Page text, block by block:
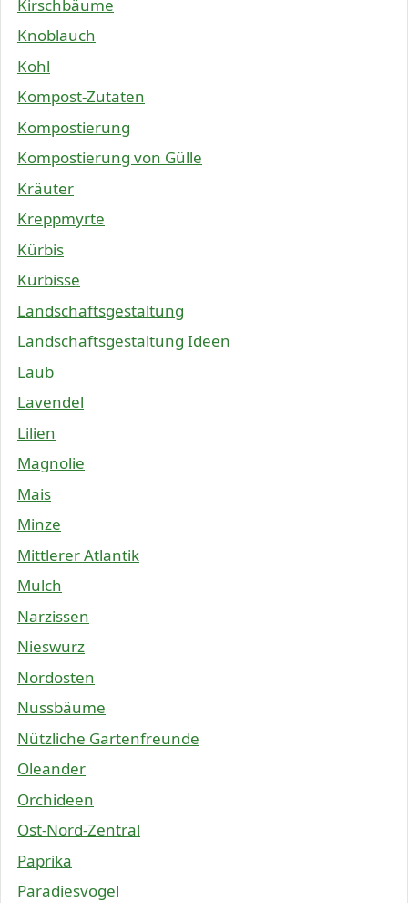
Kirschbäume
Knoblauch
Kohl
Kompost-Zutaten
Kompostierung
Kompostierung von Gülle
Kräuter
Kreppmyrte
Kürbis
Kürbisse
Landschaftsgestaltung
Landschaftsgestaltung Ideen
Laub
Lavendel
Lilien
Magnolie
Mais
Minze
Mittlerer Atlantik
Mulch
Narzissen
Nieswurz
Nordosten
Nussbäume
Nützliche Gartenfreunde
Oleander
Orchideen
Ost-Nord-Zentral
Paprika
Paradiesvogel